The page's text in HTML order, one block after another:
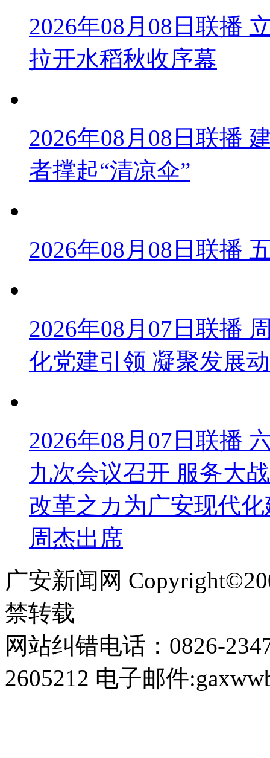
2026年08月08日联播
拉开水稻秋收序幕
2026年08月08日联播
者撑起“清凉伞”
2026年08月08日联播
2026年08月07日联播
化党建引领 凝聚发展
2026年08月07日联播
九次会议召开 服务大
改革之カ为广安现代
周杰出席
广安新闻网
禁转载
网站纠错电话：0826-
2605212 电子邮件